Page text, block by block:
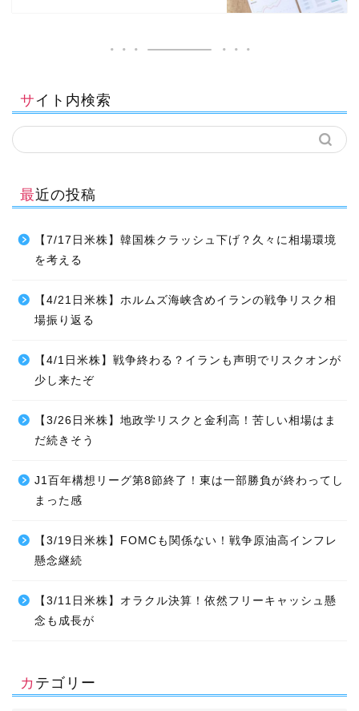
サイト内検索
最近の投稿
【7/17日米株】韓国株クラッシュ下げ？久々に相場環境
を考える
【4/21日米株】ホルムズ海峡含めイランの戦争リスク相
場振り返る
【4/1日米株】戦争終わる？イランも声明でリスクオンが
少し来たぞ
【3/26日米株】地政学リスクと金利高！苦しい相場はま
だ続きそう
J1百年構想リーグ第8節終了！東は一部勝負が終わってし
まった感
【3/19日米株】FOMCも関係ない！戦争原油高インフレ
懸念継続
【3/11日米株】オラクル決算！依然フリーキャッシュ懸
念も成長が
カテゴリー